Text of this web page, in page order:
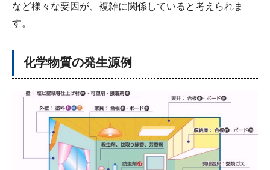
など様々な要因が、複雑に関係していると考えられま
す。
化学物質の発生源例